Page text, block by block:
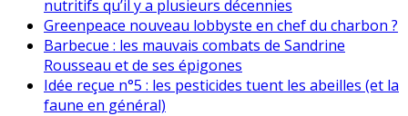
nutritifs qu’il y a plusieurs décennies
Greenpeace nouveau lobbyste en chef du charbon ?
Barbecue : les mauvais combats de Sandrine
Rousseau et de ses épigones
Idée reçue n°5 : les pesticides tuent les abeilles (et la
faune en général)